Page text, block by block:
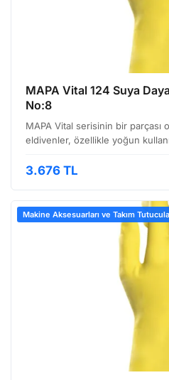
MAPA Vital 124 Suya
No:8
MAPA Vital serisinin bir parçası
eldivenler, özellikle yoğun
Bu ürün, hijyen standartlarının
3.676 TL
Makine Aksesuarları ve Takım